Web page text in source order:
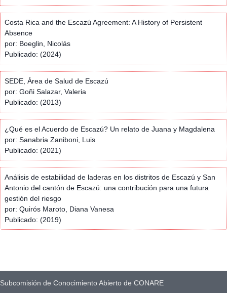
Costa Rica and the Escazú Agreement: A History of Persistent
Absence
por: Boeglin, Nicolás
Publicado: (2024)
SEDE, Área de Salud de Escazú
por: Goñi Salazar, Valeria
Publicado: (2013)
¿Qué es el Acuerdo de Escazú? Un relato de Juana y Magdalena
por: Sanabria Zaniboni, Luis
Publicado: (2021)
Análisis de estabilidad de laderas en los distritos de Escazú y San
Antonio del cantón de Escazú: una contribución para una futura
gestión del riesgo
por: Quirós Maroto, Diana Vanesa
Publicado: (2019)
Subcomisión de Conocimiento Abierto de CONARE